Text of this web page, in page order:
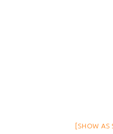
[SHOW AS